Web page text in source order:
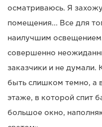
осматриваюсь. Я
помещения... Все для
наилучшим
совершенно
заказчики и не думали.
быть слишком темно, а
этаже, в которой спит
большое окно,